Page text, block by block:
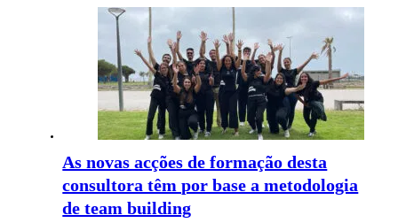
As novas acções de formação desta
consultora têm por base a metodologia
de team building